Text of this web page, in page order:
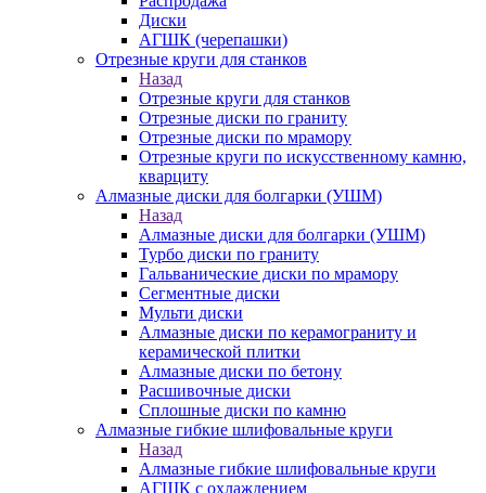
Диски
АГШК (черепашки)
Отрезные круги для станков
Назад
Отрезные круги для станков
Отрезные диски по граниту
Отрезные диски по мрамору
Отрезные круги по искусственному камню,
кварциту
Алмазные диски для болгарки (УШМ)
Назад
Алмазные диски для болгарки (УШМ)
Турбо диски по граниту
Гальванические диски по мрамору
Сегментные диски
Мульти диски
Алмазные диски по керамограниту и
керамической плитки
Алмазные диски по бетону
Расшивочные диски
Сплошные диски по камню
Алмазные гибкие шлифовальные круги
Назад
Алмазные гибкие шлифовальные круги
АГШК с охлаждением